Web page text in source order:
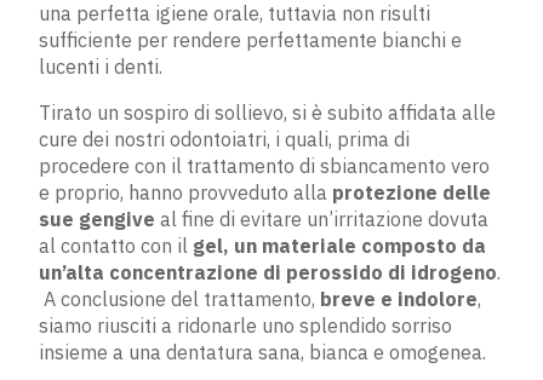
una perfetta igiene orale, tuttavia non risulti
sufficiente per rendere perfettamente bianchi e
lucenti i denti.
Tirato un sospiro di sollievo, si è subito affidata alle
cure dei nostri odontoiatri, i quali, prima di
procedere con il trattamento di sbiancamento vero
e proprio, hanno provveduto alla protezione delle
sue gengive al fine di evitare un’irritazione dovuta
al contatto con il gel, un materiale composto da
un’alta concentrazione di perossido di idrogeno.
A conclusione del trattamento, breve e indolore,
siamo riusciti a ridonarle uno splendido sorriso
insieme a una dentatura sana, bianca e omogenea.